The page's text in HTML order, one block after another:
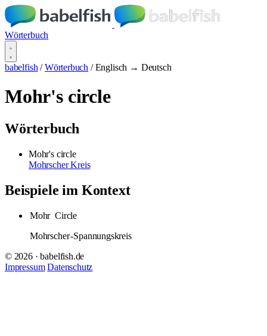
Wörterbuch
babelfish / Wörterbuch / Englisch → Deutsch
Mohr's circle
Wörterbuch
Mohr's circle
Mohrscher Kreis
Beispiele im Kontext
Mohr Circle
Mohrscher-Spannungskreis
© 2026 · babelfish.de
Impressum Datenschutz